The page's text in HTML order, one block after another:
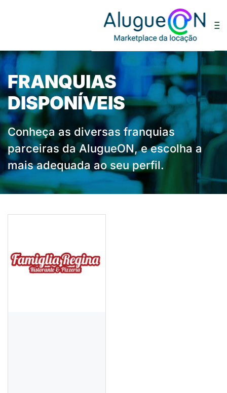
FRANQUIAS
DISPONÍVEIS
Conheça as diversas franquias
parceiras da AlugueON, e escolha a
mais adequada ao seu perfil.